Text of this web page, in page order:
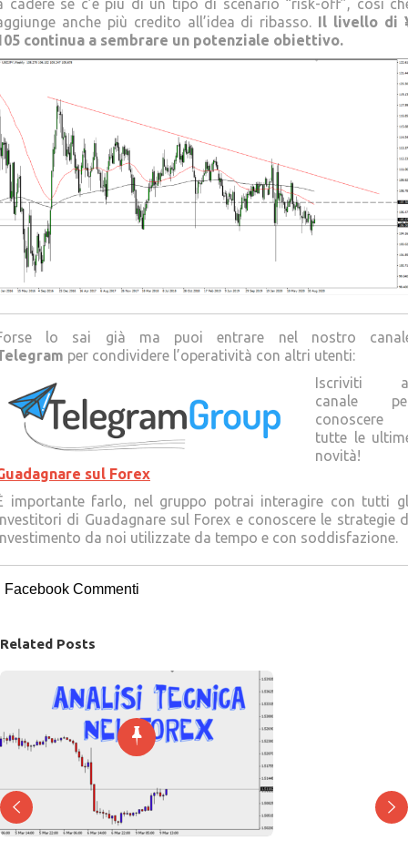
cadere se c’è più di un tipo di scenario “risk-off”, così
anche più credito all’idea di ribasso. Il livello di
continua a sembrare un potenziale obiettivo.
lo sai già ma puoi entrare nel nostro
per condividere l’operatività con altri utenti:
Iscriviti
canale
conoscere
tutte le
novità!
sul Forex
importante farlo, nel gruppo potrai interagire con tutti
di Guadagnare sul Forex e conoscere le strategie
da noi utilizzate da tempo e con soddisfazione.
Facebook Commenti
Related Posts